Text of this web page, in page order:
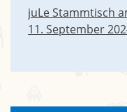
juLe Stammtisch
11. September